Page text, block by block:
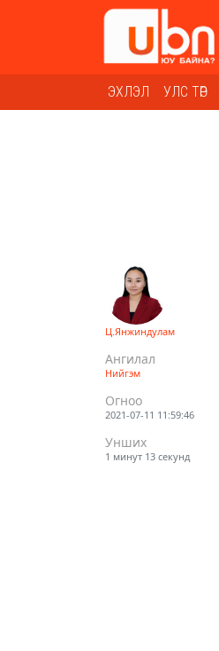
ЭХЛЭЛ УЛС ТӨР
Ц.Янжиндулам
Ангилал
Нийгэм
Огноо
2021-07-11 11:59:46
Унших
1 минут 13 секунд